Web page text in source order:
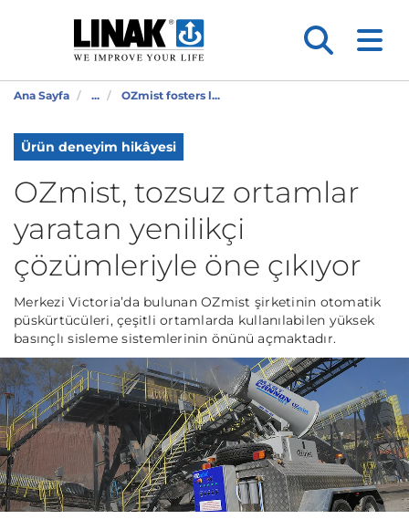
Ana Sayfa ... OZmist fosters l...
Ürün deneyim hikâyesi
OZmist, tozsuz ortamlar
yaratan yenilikçi
çözümleriyle öne çıkıyor
Merkezi Victoria’da bulunan OZmist şirketinin otomatik
püskürtücüleri, çeşitli ortamlarda kullanılabilen yüksek
basınçlı sisleme sistemlerinin önünü açmaktadır.